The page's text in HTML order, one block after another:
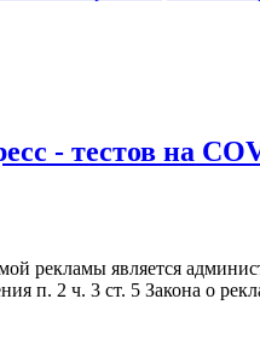
- тестов на
рекламы является
п. 2 ч. 3 ст. 5 Закона о